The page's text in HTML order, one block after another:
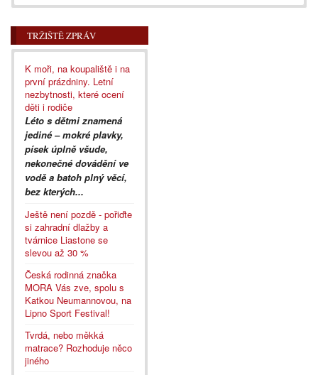
TRŽIŠTĚ ZPRÁV
K moři, na koupaliště i na
první prázdniny. Letní
nezbytnosti, které ocení
děti i rodiče
Léto s dětmi znamená
jediné – mokré plavky,
písek úplně všude,
nekonečné dovádění ve
vodě a batoh plný věcí,
bez kterých...
Ještě není pozdě - pořiďte
si zahradní dlažby a
tvárnice Liastone se
slevou až 30 %
Česká rodinná značka
MORA Vás zve, spolu s
Katkou Neumannovou, na
Lipno Sport Festival!
Tvrdá, nebo měkká
matrace? Rozhoduje něco
jiného